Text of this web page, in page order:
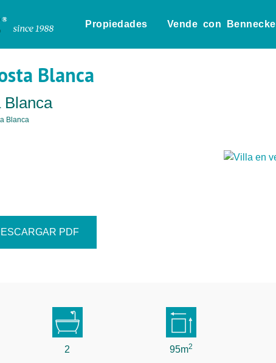
Propiedades Vende con Bennecke
Blanca
Blanca
Blanca
PDF
2 95m2